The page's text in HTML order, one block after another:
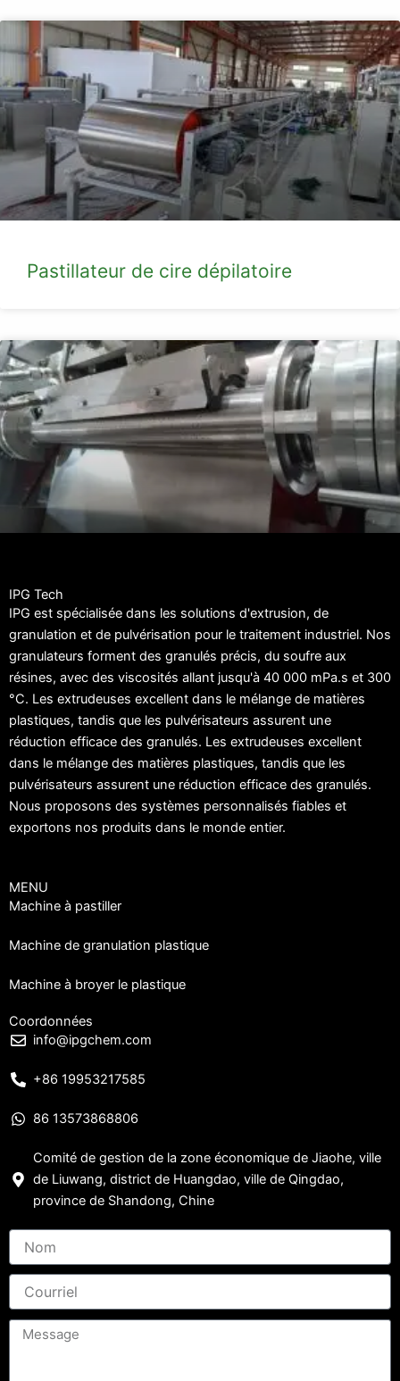
Pastillateur de cire dépilatoire
Pastillateur de bitume
IPG Tech
IPG est spécialisée dans les solutions d'extrusion, de
granulation et de pulvérisation pour le traitement industriel. Nos
granulateurs forment des granulés précis, du soufre aux
résines, avec des viscosités allant jusqu'à 40 000 mPa.s et 300
°C. Les extrudeuses excellent dans le mélange de matières
plastiques, tandis que les pulvérisateurs assurent une
réduction efficace des granulés. Les extrudeuses excellent
dans le mélange des matières plastiques, tandis que les
pulvérisateurs assurent une réduction efficace des granulés.
Nous proposons des systèmes personnalisés fiables et
exportons nos produits dans le monde entier.
MENU
Machine à pastiller
Machine de granulation plastique
Machine à broyer le plastique
Coordonnées
info@ipgchem.com
+86 19953217585
86 13573868806
Comité de gestion de la zone économique de Jiaohe, ville
de Liuwang, district de Huangdao, ville de Qingdao,
province de Shandong, Chine